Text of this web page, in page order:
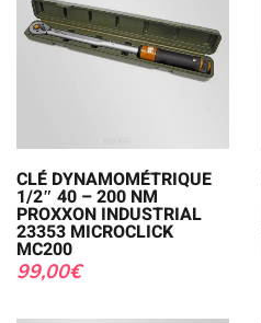
CLÉ DYNAMOMÉTRIQUE
1/2″ 40 – 200 NM
PROXXON INDUSTRIAL
23353 MICROCLICK
MC200
99,00€